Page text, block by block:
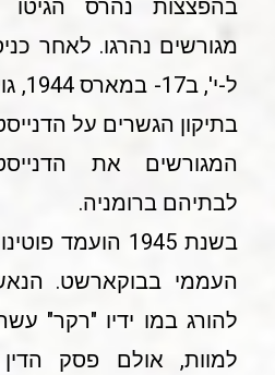
בהפצצות נהרס הגיטו
מגורשים נהרגו. לאחר
ל-י',
בתיקון הגשרים על
המגורשים את
לבתיהם ברומניה.
בשנת 1945 הועמד
העממי בבוקארשט.
להורג במו ידיו "רקר"
למוות, אולם פסק